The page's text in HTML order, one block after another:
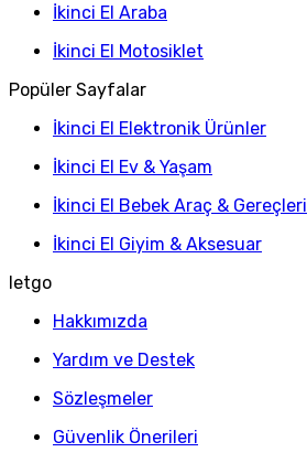
İkinci El Araba
İkinci El Motosiklet
Popüler Sayfalar
İkinci El Elektronik Ürünler
İkinci El Ev & Yaşam
İkinci El Bebek Araç & Gereçleri
İkinci El Giyim & Aksesuar
letgo
Hakkımızda
Yardım ve Destek
Sözleşmeler
Güvenlik Önerileri